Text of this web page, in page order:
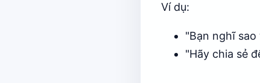
Ví dụ:
"Bạn nghĩ sao
"Hãy chia sẻ